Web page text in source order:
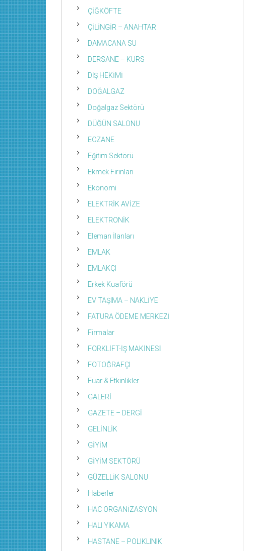
ÇİĞKÖFTE
ÇİLİNGİR – ANAHTAR
DAMACANA SU
DERSANE – KURS
DIŞ HEKİMİ
DOĞALGAZ
Doğalgaz Sektörü
DÜĞÜN SALONU
ECZANE
Eğitim Sektörü
Ekmek Fırınları
Ekonomi
ELEKTRİK AVİZE
ELEKTRONİK
Eleman İlanları
EMLAK
EMLAKÇI
Erkek Kuaförü
EV TAŞIMA – NAKLİYE
FATURA ÖDEME MERKEZİ
Firmalar
FORKLİFT-İŞ MAKİNESİ
FOTOĞRAFÇI
Fuar & Etkinlikler
GALERİ
GAZETE – DERGİ
GELİNLİK
GİYİM
GİYİM SEKTÖRÜ
GÜZELLİK SALONU
Haberler
HAC ORGANİZASYON
HALI YIKAMA
HASTANE – POLIKLINIK